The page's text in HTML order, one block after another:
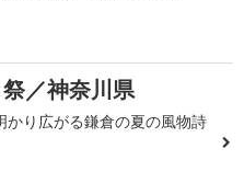
／神奈川県
かり広がる鎌倉の夏の風物詩